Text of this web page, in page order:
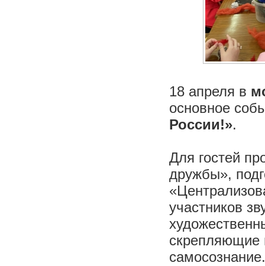
18 апреля в
основное
России!».
Для гостей
дружбы»,
участников
скрепляющие
самосознание.